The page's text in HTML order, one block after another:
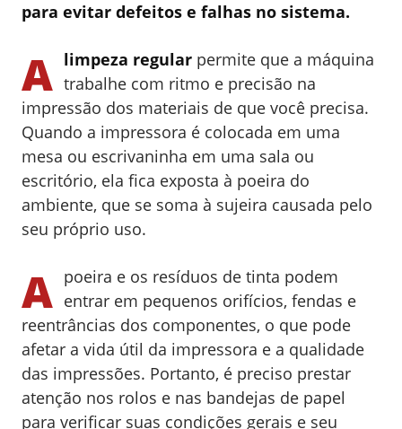
para evitar defeitos e falhas no sistema.
A limpeza regular permite que a máquina
trabalhe com ritmo e precisão na
impressão dos materiais de que você precisa.
Quando a impressora é colocada em uma
mesa ou escrivaninha em uma sala ou
escritório, ela fica exposta à poeira do
ambiente, que se soma à sujeira causada pelo
seu próprio uso.
A poeira e os resíduos de tinta podem
entrar em pequenos orifícios, fendas e
reentrâncias dos componentes, o que pode
afetar a vida útil da impressora e a qualidade
das impressões. Portanto, é preciso prestar
atenção nos rolos e nas bandejas de papel
para verificar suas condições gerais e seu